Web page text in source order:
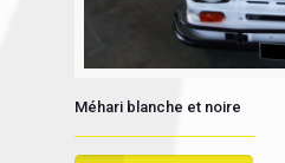
Méhari blanche et noire